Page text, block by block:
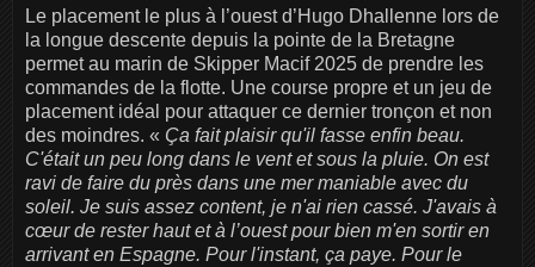
Le placement le plus à l’ouest d’Hugo Dhallenne lors de
la longue descente depuis la pointe de la Bretagne
permet au marin de Skipper Macif 2025 de prendre les
commandes de la flotte. Une course propre et un jeu de
placement idéal pour attaquer ce dernier tronçon et non
des moindres. « Ça fait plaisir qu'il fasse enfin beau.
C'était un peu long dans le vent et sous la pluie. On est
ravi de faire du près dans une mer maniable avec du
soleil. Je suis assez content, je n'ai rien cassé. J'avais à
cœur de rester haut et à l’ouest pour bien m'en sortir en
arrivant en Espagne. Pour l'instant, ça paye. Pour le